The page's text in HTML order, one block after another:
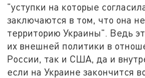
"уступки на которые
заключаются в том, что она
территорию Украины". Ведь
их внешней политики в
России, так и США, да и
если на Украине закончится